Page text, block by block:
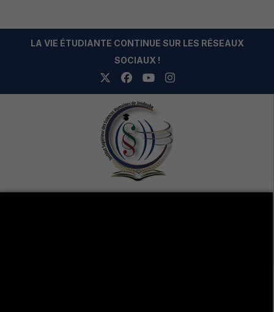
LA VIE ÉTUDIANTE CONTINUE SUR LES RÉSEAUX
SOCIAUX !